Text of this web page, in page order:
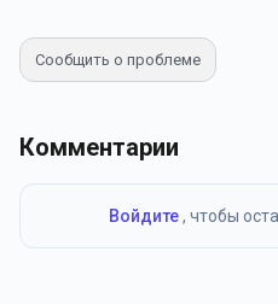
Сообщить о проблеме
Комментарии
Войдите, чтобы